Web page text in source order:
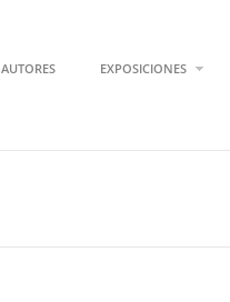
AUTORES EXPOSICIONES